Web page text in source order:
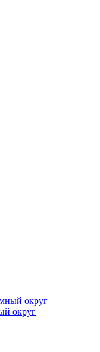
округ
округ